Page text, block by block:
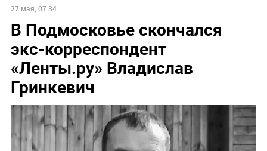
27 мая, 07:34
В Подмосковье скончался
экс-корреспондент
«Ленты.ру» Владислав
Гринкевич